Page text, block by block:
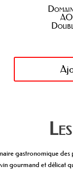
gastronomique
gourmand et délicat